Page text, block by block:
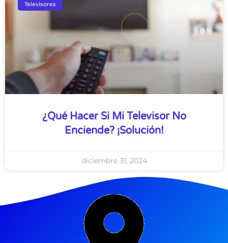
Televisores
¿Qué Hacer Si Mi Televisor No
Enciende? ¡Solución!
diciembre 31, 2024